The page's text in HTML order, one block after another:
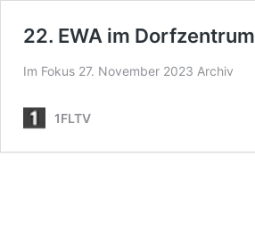
22. EWA im
Im Fokus 27. November 2023 Archiv
1FLTV